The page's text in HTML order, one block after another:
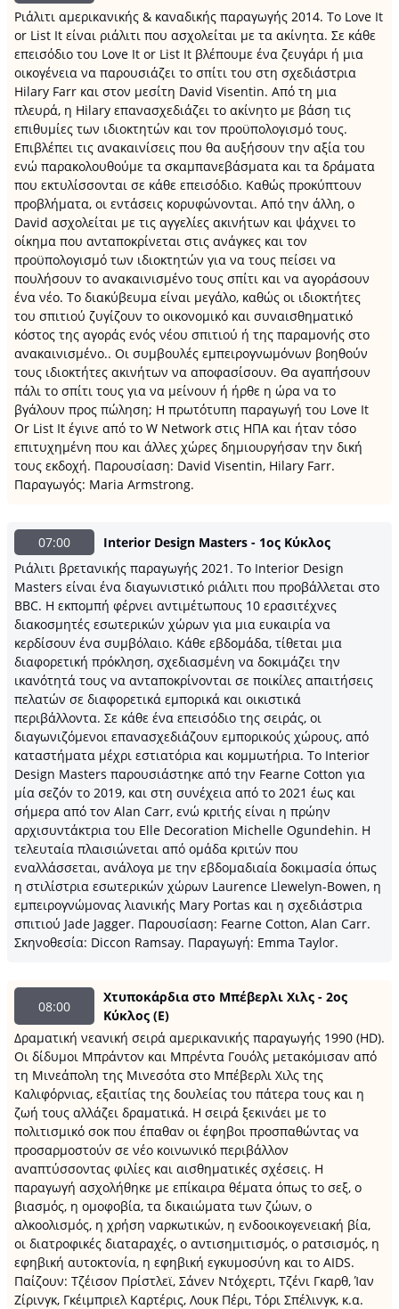
Ριάλιτι αμερικανικής & καναδικής παραγωγής 2014. Το Love It
or List It είναι ριάλιτι που ασχολείται με τα ακίνητα. Σε κάθε
επεισόδιο του Love It or List It βλέπουμε ένα ζευγάρι ή μια
οικογένεια να παρουσιάζει το σπίτι του στη σχεδιάστρια
Hilary Farr και στον μεσίτη David Visentin. Από τη μια
πλευρά, η Hilary επανασχεδιάζει το ακίνητο με βάση τις
επιθυμίες των ιδιοκτητών και τον προϋπολογισμό τους.
Επιβλέπει τις ανακαινίσεις που θα αυξήσουν την αξία του
ενώ παρακολουθούμε τα σκαμπανεβάσματα και τα δράματα
που εκτυλίσσονται σε κάθε επεισόδιο. Καθώς προκύπτουν
προβλήματα, οι εντάσεις κορυφώνονται. Από την άλλη, ο
David ασχολείται με τις αγγελίες ακινήτων και ψάχνει το
οίκημα που ανταποκρίνεται στις ανάγκες και τον
προϋπολογισμό των ιδιοκτητών για να τους πείσει να
πουλήσουν το ανακαινισμένο τους σπίτι και να αγοράσουν
ένα νέο. Το διακύβευμα είναι μεγάλο, καθώς οι ιδιοκτήτες
του σπιτιού ζυγίζουν το οικονομικό και συναισθηματικό
κόστος της αγοράς ενός νέου σπιτιού ή της παραμονής στο
ανακαινισμένο.. Οι συμβουλές εμπειρογνωμόνων βοηθούν
τους ιδιοκτήτες ακινήτων να αποφασίσουν. Θα αγαπήσουν
πάλι το σπίτι τους για να μείνουν ή ήρθε η ώρα να το
βγάλουν προς πώληση; Η πρωτότυπη παραγωγή του Love It
Or List It έγινε από το W Network στις ΗΠΑ και ήταν τόσο
επιτυχημένη που και άλλες χώρες δημιουργήσαν την δική
τους εκδοχή. Παρουσίαση: David Visentin, Hilary Farr.
Παραγωγός: Maria Armstrong.
07:00
Interior Design Masters - 1ος Κύκλος
Pιάλιτι βρετανικής παραγωγής 2021. Το Interior Design
Masters είναι ένα διαγωνιστικό ριάλιτι που προβάλλεται στο
BBC. Η εκπομπή φέρνει αντιμέτωπους 10 ερασιτέχνες
διακοσμητές εσωτερικών χώρων για μια ευκαιρία να
κερδίσουν ένα συμβόλαιο. Κάθε εβδομάδα, τίθεται μια
διαφορετική πρόκληση, σχεδιασμένη να δοκιμάζει την
ικανότητά τους να ανταποκρίνονται σε ποικίλες απαιτήσεις
πελατών σε διαφορετικά εμπορικά και οικιστικά
περιβάλλοντα. Σε κάθε ένα επεισόδιο της σειράς, οι
διαγωνιζόμενοι επανασχεδιάζουν εμπορικούς χώρους, από
καταστήματα μέχρι εστιατόρια και κομμωτήρια. Το Interior
Design Masters παρουσιάστηκε από την Fearne Cotton για
μία σεζόν το 2019, και στη συνέχεια από το 2021 έως και
σήμερα από τον Alan Carr, ενώ κριτής είναι η πρώην
αρχισυντάκτρια του Elle Decoration Michelle Ogundehin. Η
τελευταία πλαισιώνεται από ομάδα κριτών που
εναλλάσσεται, ανάλογα με την εβδομαδιαία δοκιμασία όπως
η στιλίστρια εσωτερικών χώρων Laurence Llewelyn-Bowen, η
εμπειρογνώμονας λιανικής Mary Portas και η σχεδιάστρια
σπιτιού Jade Jagger. Παρουσίαση: Fearne Cotton, Alan Carr.
Σκηνοθεσία: Diccon Ramsay. Παραγωγή: Emma Taylor.
08:00
Χτυποκάρδια στο Μπέβερλι Χιλς - 2ος
Κύκλος (Ε)
Δραματική νεανική σειρά αμερικανικής παραγωγής 1990 (HD).
Oι δίδυμοι Μπράντον και Μπρέντα Γουόλς μετακόμισαν από
τη Μινεάπολη της Μινεσότα στο Μπέβερλι Χιλς της
Καλιφόρνιας, εξαιτίας της δουλείας του πάτερα τους και η
ζωή τους αλλάζει δραματικά. Η σειρά ξεκινάει με το
πολιτισμικό σοκ που έπαθαν οι έφηβοι προσπαθώντας να
προσαρμοστούν σε νέο κοινωνικό περιβάλλον
αναπτύσσοντας φιλίες και αισθηματικές σχέσεις. Η
παραγωγή ασχολήθηκε με επίκαιρα θέματα όπως το σεξ, ο
βιασμός, η ομοφοβία, τα δικαιώματα των ζώων, ο
αλκοολισμός, η χρήση ναρκωτικών, η ενδοοικογενειακή βία,
οι διατροφικές διαταραχές, ο αντισημιτισμός, ο ρατσισμός, η
εφηβική αυτοκτονία, η εφηβική εγκυμοσύνη και το AIDS.
Παίζουν: Τζέισον Πρίστλεϊ, Σάνεν Ντόχερτι, Τζένι Γκαρθ, Ίαν
Ζίρινγκ, Γκέιμπριελ Καρτέρις, Λουκ Πέρι, Τόρι Σπέλινγκ, κ.α.